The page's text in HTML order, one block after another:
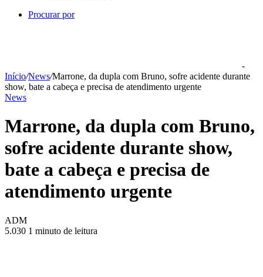
Procurar por
-
Início/News/Marrone, da dupla com Bruno, sofre acidente durante
show, bate a cabeça e precisa de atendimento urgente
News
Marrone, da dupla com Bruno,
sofre acidente durante show,
bate a cabeça e precisa de
atendimento urgente
ADM
5.030 1 minuto de leitura